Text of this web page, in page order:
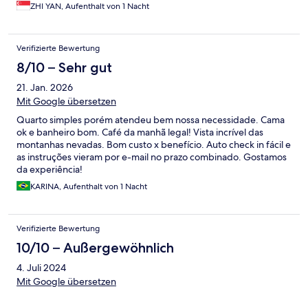
ZHI YAN, Aufenthalt von 1 Nacht
Verifizierte Bewertung
8/10 – Sehr gut
21. Jan. 2026
Mit Google übersetzen
Quarto simples porém atendeu bem nossa necessidade. Cama
ok e banheiro bom. Café da manhã legal! Vista incrível das
montanhas nevadas. Bom custo x benefício. Auto check in fácil e
as instruções vieram por e-mail no prazo combinado. Gostamos
da experiência!
KARINA, Aufenthalt von 1 Nacht
Verifizierte Bewertung
10/10 – Außergewöhnlich
4. Juli 2024
Mit Google übersetzen